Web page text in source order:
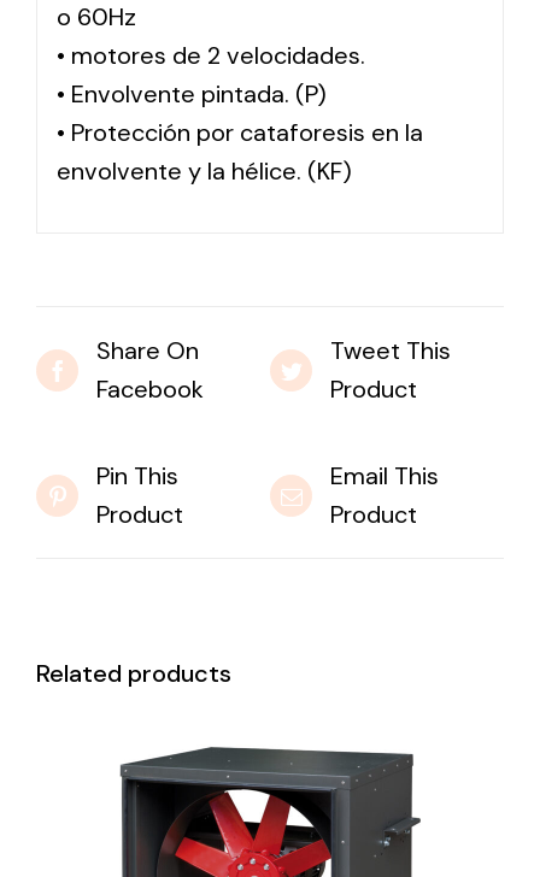
o 60Hz
• motores de 2 velocidades.
• Envolvente pintada. (P)
• Protección por cataforesis en la
envolvente y la hélice. (KF)
Share On
Facebook
Tweet This
Product
Pin This
Product
Email This
Product
Related products